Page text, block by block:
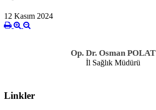
12 Kasım 2024
Op. Dr. Osman POLAT
İl Sağlık Müdürü
Linkler